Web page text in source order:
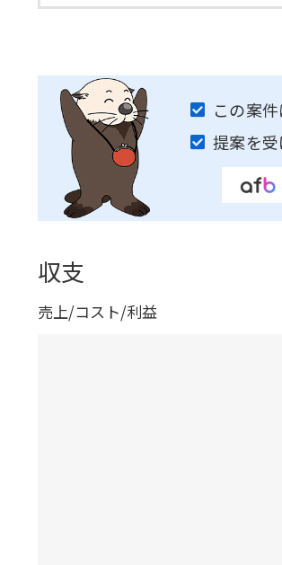
この案件
提案を
収支
売上/コスト/利益